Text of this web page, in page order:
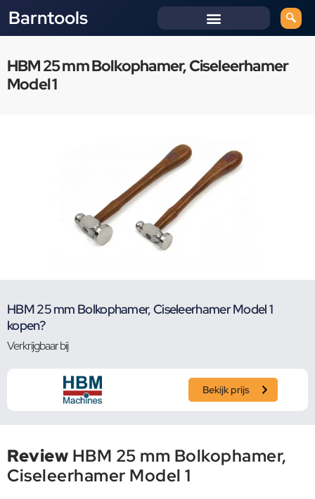
Barntools
HBM 25 mm Bolkophamer, Ciseleerhamer
Model 1
HBM 25 mm Bolkophamer, Ciseleerhamer Model 1
kopen?
Verkrijgbaar bij
Bekijk prijs
Review HBM 25 mm Bolkophamer,
Ciseleerhamer Model 1